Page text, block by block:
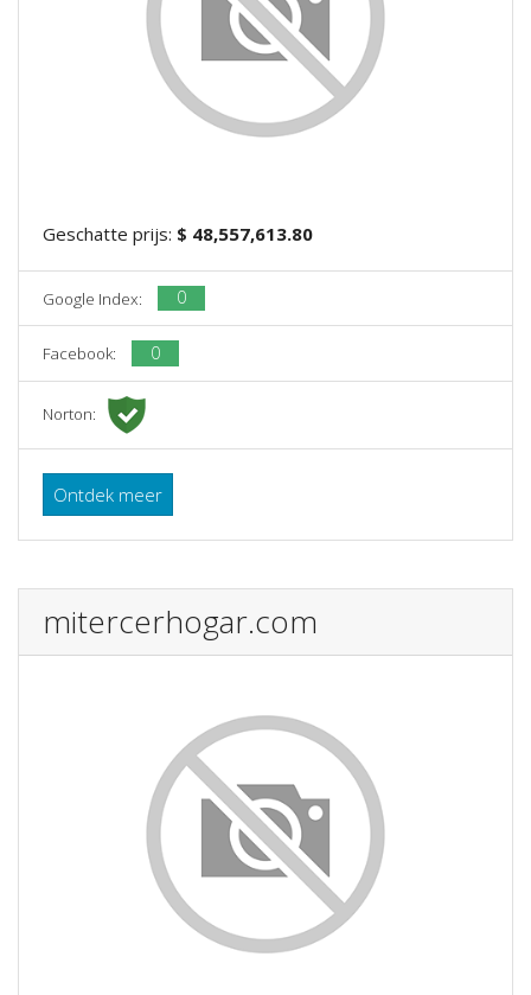
Geschatte prijs: $ 48,557,613.80
Google Index: 0
Facebook: 0
Norton:
Ontdek meer
mitercerhogar.com